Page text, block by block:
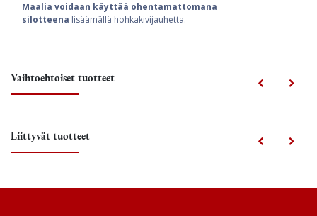
Maalia voidaan käyttää ohentamattomana
silotteena lisäämällä hohkakivijauhetta.
Vaihtoehtoiset tuotteet
Liittyvät tuotteet